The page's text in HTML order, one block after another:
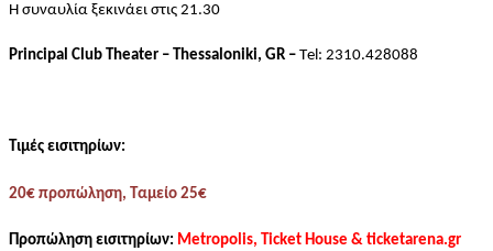
Η συναυλία ξεκινάει στις 21.30
Principal Club Theater – Thessaloniki, GR – Τel: 2310.428088
Τιμές εισιτηρίων:
20€ προπώληση, Ταμείο 25€
Προπώληση εισιτηρίων: Metropolis, Ticket House & ticketarena.gr